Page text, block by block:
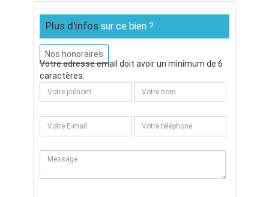
Plus d'infos sur ce bien ?
Nos honoraires
Votre adresse email doit avoir un minimum de 6
caractères.